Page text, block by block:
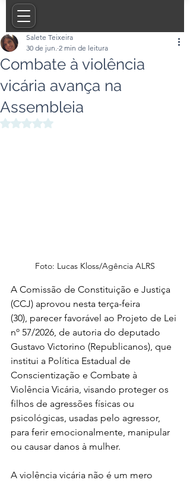
Combate à violência
vicária avança na
Assembleia
Salete Teixeira
30 de jun. 2 min de leitura
Avaliado com NaN de 5 estrelas.
Foto: Lucas Kloss/Agência ALRS
A Comissão de Constituição e Justiça
(CCJ) aprovou nesta terça-feira
(30), parecer favorável ao Projeto de Lei
nº 57/2026, de autoria do deputado
Gustavo Victorino (Republicanos), que
institui a Política Estadual de
Conscientização e Combate à
Violência Vicária, visando proteger os
filhos de agressões físicas ou
psicológicas, usadas pelo agressor,
para ferir emocionalmente, manipular
ou causar danos à mulher.
A violência vicária não é um mero